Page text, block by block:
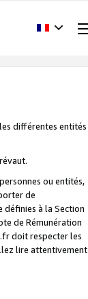
différentes entités
ou entités,
de
définies à la Section
de Rémunération
doit respecter les
lire attentivement